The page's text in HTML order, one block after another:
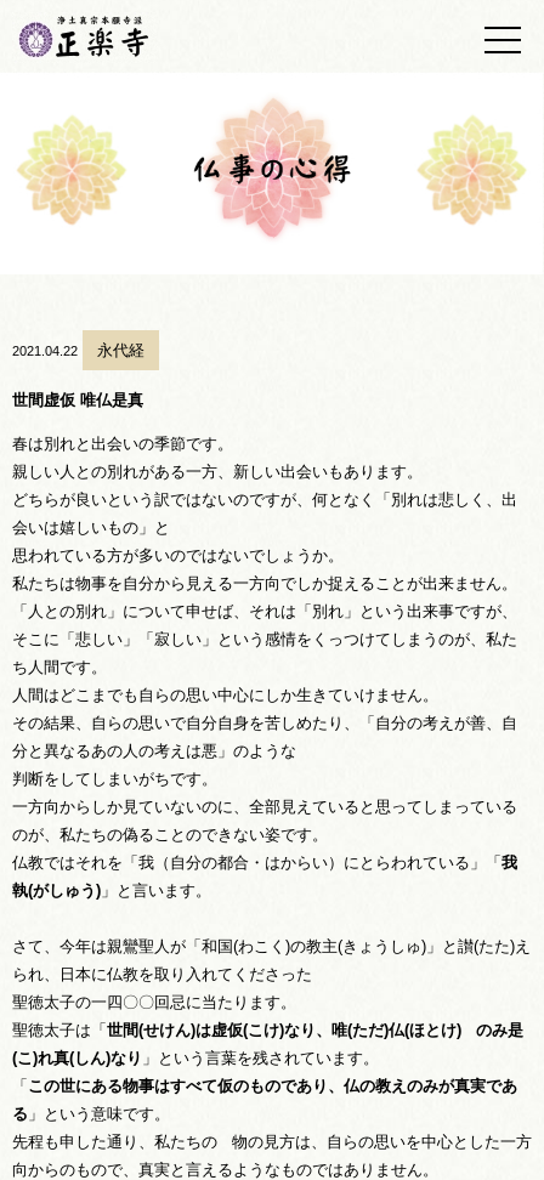
トップ
浄土真宗について
墓地・墓苑
仏事の心得
あしあと帳
アクセス
お問い合わせ
2021.04.22 永代経
世間虚仮 唯仏是真
春は別れと出会いの季節です。
親しい人との別れがある一方、新しい出会いもあります。
どちらが良いという訳ではないのですが、何となく「別れは悲しく、出
会いは嬉しいもの」と
思われている方が多いのではないでしょうか。
私たちは物事を自分から見える一方向でしか捉えることが出来ません。
「人との別れ」について申せば、それは「別れ」という出来事ですが、
そこに「悲しい」「寂しい」という感情をくっつけてしまうのが、私た
ち人間です。
人間はどこまでも自らの思い中心にしか生きていけません。
その結果、自らの思いで自分自身を苦しめたり、「自分の考えが善、自
分と異なるあの人の考えは悪」のような
判断をしてしまいがちです。
一方向からしか見ていないのに、全部見えていると思ってしまっている
のが、私たちの偽ることのできない姿です。
仏教ではそれを「我（自分の都合・はからい）にとらわれている」「我
執(がしゅう) 」と言います。
さて、今年は親鸞聖人が「和国(わこく)の教主(きょうしゅ)」と讃(たた)え
られ、日本に仏教を取り入れてくださった
聖徳太子の一四〇〇回忌に当たります。
聖徳太子は「世間(せけん)は虚仮(こけ)なり、唯(ただ)仏(ほとけ) のみ是
(こ)れ真(しん)なり 」という言葉を残されています。
「この世にある物事はすべて仮のものであり、仏の教えのみが真実であ
る 」という意味です。
先程も申した通り、私たちの 物の見方は、自らの思いを中心とした一方
向からのもので、真実と言えるようなものではありません。